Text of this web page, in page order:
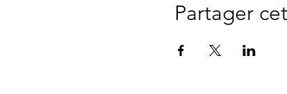
Partager